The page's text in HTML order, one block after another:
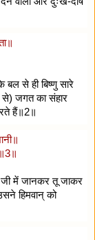
से ही बिष्णु सारे
जगत का संहार
हैं॥2॥
जी में जानकर तू जाकर
हिमवान् को